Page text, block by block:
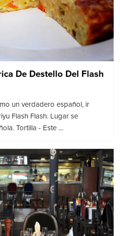
De Destello Del Flash
un verdadero español, ir
Flash Flash. Lugar se
Tortilla - Este ...